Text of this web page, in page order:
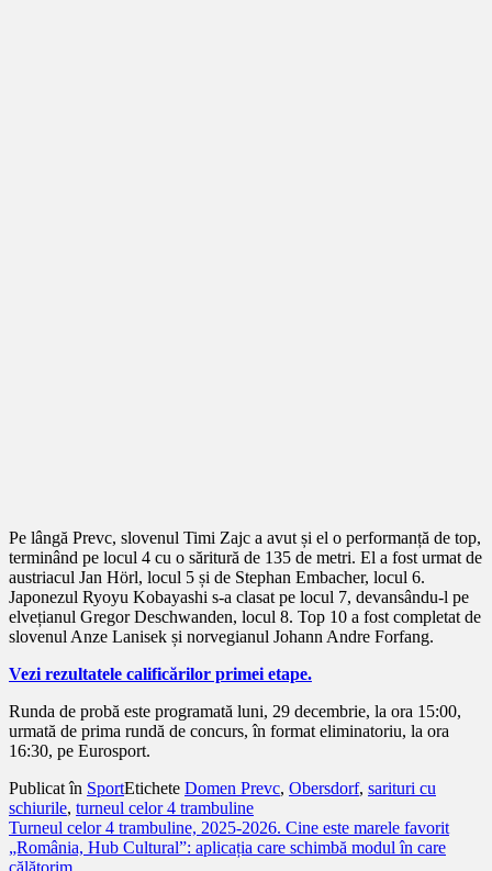
Pe lângă Prevc, slovenul Timi Zajc a avut și el o performanță de top,
terminând pe locul 4 cu o săritură de 135 de metri. El a fost urmat de
austriacul Jan Hörl, locul 5 și de Stephan Embacher, locul 6.
Japonezul Ryoyu Kobayashi s-a clasat pe locul 7, devansându-l pe
elvețianul Gregor Deschwanden, locul 8. Top 10 a fost completat de
slovenul Anze Lanisek și norvegianul Johann Andre Forfang.
Vezi rezultatele calificărilor primei etape.
Runda de probă este programată luni, 29 decembrie, la ora 15:00,
urmată de prima rundă de concurs, în format eliminatoriu, la ora
16:30, pe Eurosport.
Publicat în SportEtichete Domen Prevc, Obersdorf, sarituri cu
schiurile, turneul celor 4 trambuline
Navigare
în
Turneul celor 4 trambuline, 2025-2026. Cine este marele favorit
„România, Hub Cultural”: aplicația care schimbă modul în care